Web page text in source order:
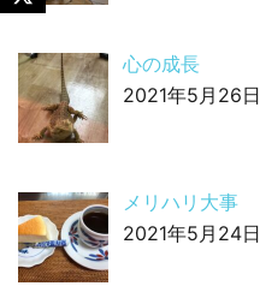
心の成長
2021年5月26日
メリハリ大事
2021年5月24日